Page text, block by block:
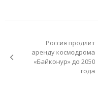
Россия продлит
аренду космодрома
«Байконур» до 2050
года